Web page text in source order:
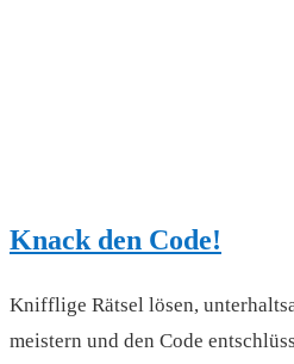
Knack den Code!
Knifflige Rätsel lösen,
meistern und den Code